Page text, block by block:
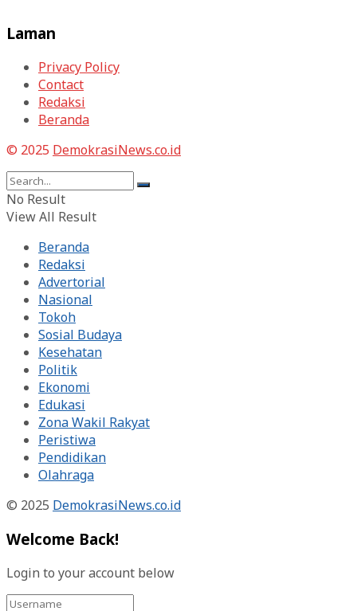
Laman
Privacy Policy
Contact
Redaksi
Beranda
© 2025 DemokrasiNews.co.id
No Result
View All Result
Beranda
Redaksi
Advertorial
Nasional
Tokoh
Sosial Budaya
Kesehatan
Politik
Ekonomi
Edukasi
Zona Wakil Rakyat
Peristiwa
Pendidikan
Olahraga
© 2025 DemokrasiNews.co.id
Welcome Back!
Login to your account below